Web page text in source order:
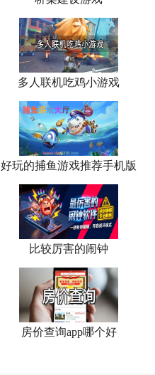
多人联机吃鸡小游戏
好玩的捕鱼游戏推荐手机版
比较厉害的闹钟
房价查询app哪个好